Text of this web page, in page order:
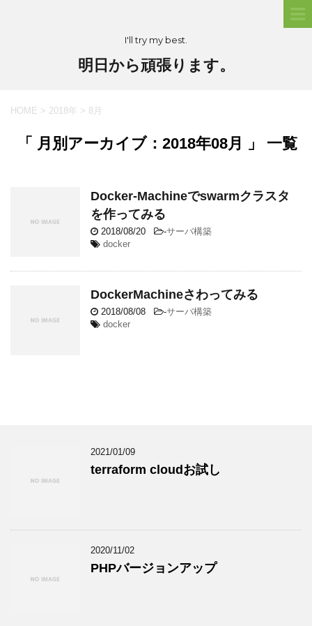
I'll try my best.
明日から頑張ります。
HOME > 2018年 > 8月
「 月別アーカイブ：2018年08月 」 一覧
Docker-Machineでswarmクラスタ
を作ってみる
2018/08/20 -サーバ構築
docker
DockerMachineさわってみる
2018/08/08 -サーバ構築
docker
2021/01/09
terraform cloudお試し
2020/11/02
PHPバージョンアップ